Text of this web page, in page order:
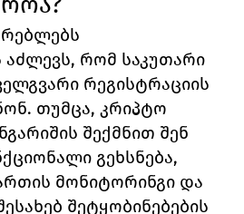
რომ საკუთარი
რეგისტრაციის
თუმცა, კრიპტო
შექმნით შენ
გეხსნება,
მონიტორინგი და
შეტყობინებების